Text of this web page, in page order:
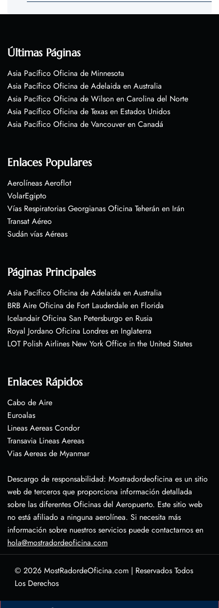
Últimas Páginas
Asia Pacífico Oficina de Minnesota
Asia Pacífico Oficina de Adelaida en Australia
Asia Pacífico Oficina de Wilson en Carolina del Norte
Asia Pacífico Oficina de Texas en Estados Unidos
Asia Pacífico Oficina de Vancouver en Canadá
Enlaces Populares
Aerolíneas Aeroflot
VolarEgipto
Vías Respiratorias Georgianas Oficina Teherán en Irán
Transat Aéreo
Sudán vías Aéreas
Páginas Principales
Asia Pacífico Oficina de Adelaida en Australia
BRB Aire Oficina de Fort Lauderdale en Florida
Icelandair Oficina San Petersburgo en Rusia
Royal Jordano Oficina Londres en Inglaterra
LOT Polish Airlines New York Office in the United States
Enlaces Rápidos
Cabo de Aire
Euroalas
Lineas Aereas Condor
Transavia Lineas Aereas
Vias Aereas de Myanmar
Descargo de responsabilidad: Mostradordeoficina es un sitio
web de terceros que proporciona información detallada
sobre las diferentes Oficinas del Aeropuerto. Este sitio web
no está afiliado a ninguna aerolínea. Si necesita más
información sobre nuestros servicios puede contactarnos en
hola@mostradordeoficina.com
© 2026 MostRadordeOficina.com | Reservados Todos
Los Derechos